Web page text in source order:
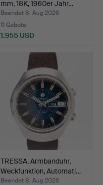
mm, 18K, 1960er Jahr…
Beendet 8. Aug 2026
11 Gebote
1.955 USD
TRESSA, Armbanduhr,
Weckfunktion, Automati…
Beendet 8. Aug 2026